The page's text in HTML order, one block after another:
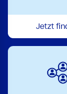
Jetzt